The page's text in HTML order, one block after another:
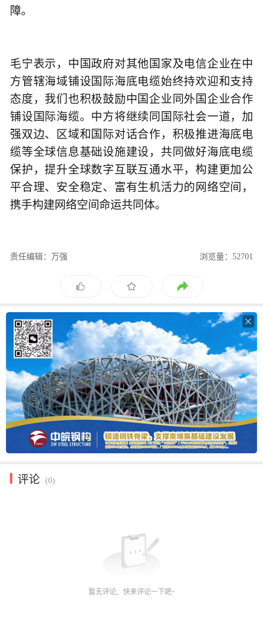
障。
毛宁表示，中国政府对其他国家及电信企业在中
方管辖海域铺设国际海底电缆始终持欢迎和支持
态度，我们也积极鼓励中国企业同外国企业合作
铺设国际海缆。中方将继续同国际社会一道，加
强双边、区域和国际对话合作，积极推进海底电
缆等全球信息基础设施建设，共同做好海底电缆
保护，提升全球数字互联互通水平，构建更加公
平合理、安全稳定、富有生机活力的网络空间，
携手构建网络空间命运共同体。
责任编辑：万强 浏览量：52701

评论 (0)